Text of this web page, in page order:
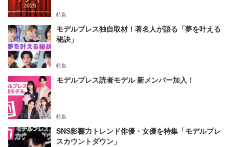
特集
モデルプレス独自取材！著名人が語る「夢を叶える
秘訣」
特集
モデルプレス読者モデル 新メンバー加入！
特集
SNS影響力トレンド俳優・女優を特集「モデルプレ
スカウントダウン」